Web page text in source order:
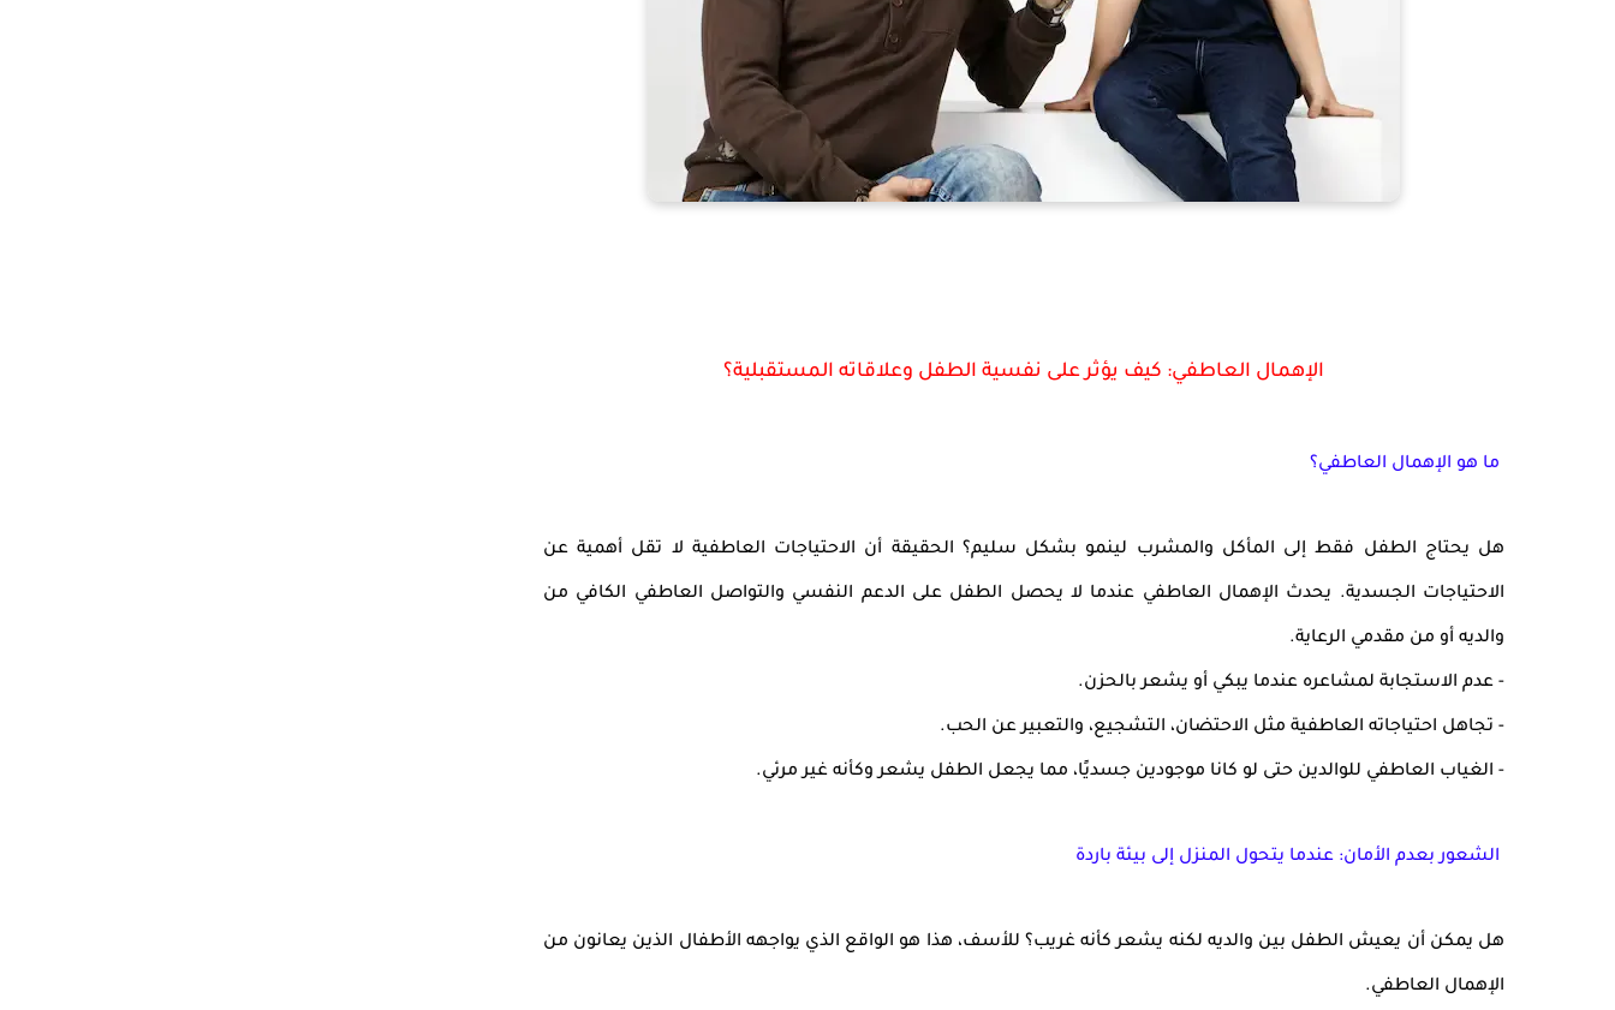
الإهمال العاطفي: كيف يؤثر على نفسية الطفل وعلاقاته المستقبلية؟
ما هو الإهمال العاطفي؟
هل يحتاج الطفل فقط إلى المأكل والمشرب لينمو بشكل سليم؟ الحقيقة أن الاحتياجات العاطفية لا تقل أهمية عن
الاحتياجات الجسدية. يحدث الإهمال العاطفي عندما لا يحصل الطفل على الدعم النفسي والتواصل العاطفي الكافي من
والديه أو من مقدمي الرعاية.
- عدم الاستجابة لمشاعره عندما يبكي أو يشعر بالحزن.
- تجاهل احتياجاته العاطفية مثل الاحتضان، التشجيع، والتعبير عن الحب.
- الغياب العاطفي للوالدين حتى لو كانا موجودين جسديًا، مما يجعل الطفل يشعر وكأنه غير مرئي.
الشعور بعدم الأمان: عندما يتحول المنزل إلى بيئة باردة
هل يمكن أن يعيش الطفل بين والديه لكنه يشعر كأنه غريب؟ للأسف، هذا هو الواقع الذي يواجهه الأطفال الذين يعانون من
الإهمال العاطفي.